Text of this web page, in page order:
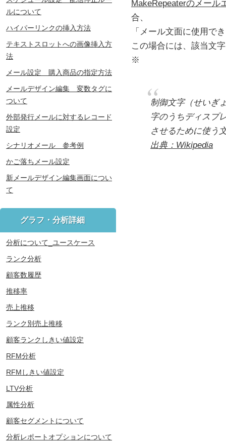
MakeRepeaterのメール
合、
「メール文面に使用で
この場合には、該当文
※
制御文字（せいぎ
字のうちディスプ
させるために使う
出典：Wikipedia
ルについて
ハイパーリンクの挿入方法
テキストスロットへの画像挿入方
法
メール設定 購入商品の指定方法
メールデザイン編集 変数タグに
ついて
外部発行メールに対するレコード
設定
シナリオメール 参考例
かご落ちメール設定
新メールデザイン編集画面につい
て
グラフ・分析詳細
分析について_ユースケース
ランク分析
顧客数履歴
推移率
売上推移
ランク別売上推移
顧客ランクしきい値設定
RFM分析
RFMしきい値設定
LTV分析
属性分析
顧客セグメントについて
分析レポートオプションについて